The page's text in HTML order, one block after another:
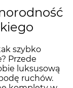
szybko
Przede
luksusową
ruchów.